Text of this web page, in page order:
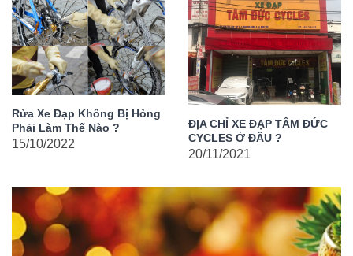
Rửa Xe Đạp Không Bị Hỏng
Phải Làm Thế Nào ?
15/10/2022
ĐỊA CHỈ XE ĐẠP TÂM ĐỨC
CYCLES Ở ĐÂU ?
20/11/2021